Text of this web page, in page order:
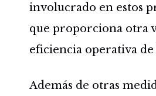
involucrado en estos
que proporciona otra
eficiencia operativa de
Además de otras